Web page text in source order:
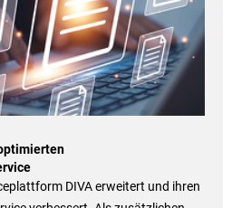
DIVA erweitert und ihren